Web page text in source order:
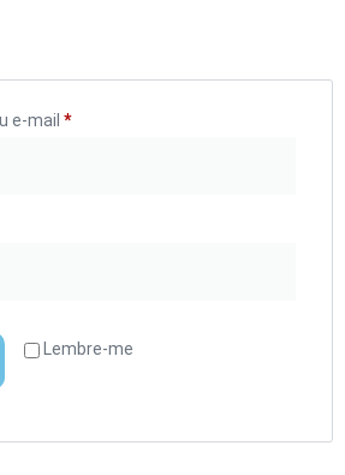
e-mail *
Lembre-me